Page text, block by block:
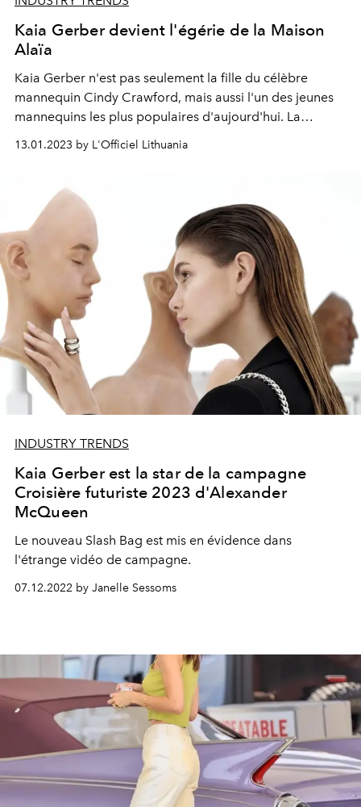
Kaia Gerber devient l'égérie de la Maison
Alaïa
Kaia Gerber n'est pas seulement la fille du célèbre
mannequin Cindy Crawford, mais aussi l'un des jeunes
mannequins les plus populaires d'aujourd'hui. La
dernière apparition remarquée de la jeune fille est une
campagne printanière pour la Maison Alaïa.
13.01.2023 by L'Officiel Lithuania
INDUSTRY TRENDS
Kaia Gerber est la star de la campagne
Croisière futuriste 2023 d'Alexander
McQueen
Le nouveau Slash Bag est mis en évidence dans
l'étrange vidéo de campagne.
07.12.2022 by Janelle Sessoms